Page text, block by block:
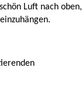
Luft nach oben,